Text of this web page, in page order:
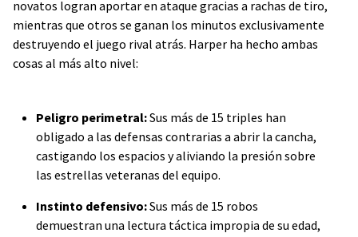
novatos logran aportar en ataque gracias a rachas de tiro,
mientras que otros se ganan los minutos exclusivamente
destruyendo el juego rival atrás. Harper ha hecho ambas
cosas al más alto nivel:
Peligro perimetral:Sus más de 15 triples han
obligado a las defensas contrarias a abrir la cancha,
castigando los espacios y aliviando la presión sobre
las estrellas veteranas del equipo.
Instinto defensivo:Sus más de 15 robos
demuestran una lectura táctica impropia de su edad,